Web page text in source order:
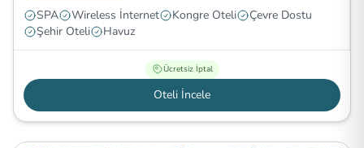
SPA Wireless İnternet Kongre Oteli
Çevre Dostu
Şehir Oteli
Havuz
Ücretsiz İptal
Oteli İncele